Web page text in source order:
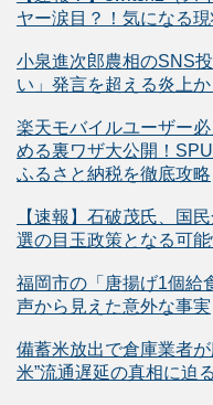
ヤー涙目？！気になる
小泉進次郎農相のSNS
い」発言を超える炎上
楽天モバイルユーザー
める裏ワザ大公開！
ふるさと納税を徹底攻略
【速報】石破茂氏、国
選の目玉政策となる可能
福岡市の「唐揚げ1個給
声から見えた意外な事実
備蓄米放出で倉庫業者
米”流通遅延の真相に迫る